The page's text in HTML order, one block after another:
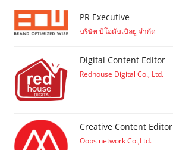
PR Executive
บริษัท บีโอดับเบิลยู จำกัด
Digital Content Editor
Redhouse Digital Co., Ltd.
Creative Content Editor
Oops network Co.,Ltd.